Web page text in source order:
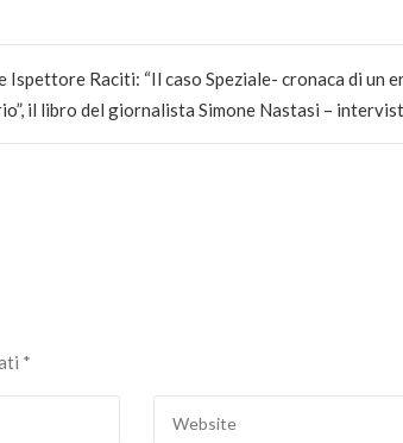
Ispettore Raciti: “Il caso Speziale- cronaca di un
il libro del giornalista Simone Nastasi –
*